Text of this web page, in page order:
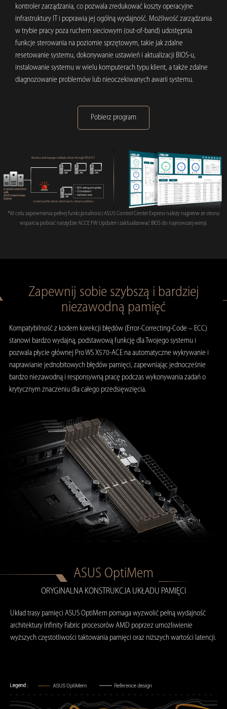
kontroler zarządzania, co pozwala zredukować koszty operacyjne
infrastruktury IT i poprawia jej ogólną wydajność. Możliwość zarządzania
w trybie pracy poza ruchem sieciowym (out-of-band) udostępnia
funkcje sterowania na poziomie sprzętowym, takie jak zdalne
resetowanie systemu, dokonywanie ustawień i aktualizacji BIOS-u,
instalowanie systemu w wielu komputerach typu klient, a także zdalne
diagnozowanie problemów lub nieoczekiwanych awarii systemu.
Pobierz program
*W celu zapewnienia pełnej funkcjonalności ASUS Control Center Express należy najpierw ze strony
wsparcia pobrać narzędzie ACCE FW Updater i zaktualizować BIOS do najnowszej wersji.
Zapewnij sobie szybszą i bardziej
niezawodną pamięć
Kompatybilność z kodem korekcji błędów (Error-Correcting-Code – ECC)
stanowi bardzo wydajną, podstawową funkcję dla Twojego systemu i
pozwala płycie głównej Pro WS X570-ACE na automatyczne wykrywanie i
naprawianie jednobitowych błędów pamięci, zapewniając jednocześnie
bardzo niezawodną i responsywną pracę podczas wykonywania zadań o
krytycznym znaczeniu dla całego przedsięwzięcia.
ASUS OptiMem
ORYGINALNA KONSTRUKCJA UKŁADU PAMIĘCI
Układ trasy pamięci ASUS OptiMem pomaga wyzwolić pełną wydajność
architektury Infinity Fabric procesorów AMD poprzez umożliwienie
wyższych częstotliwości taktowania pamięci oraz niższych wartości latencji.